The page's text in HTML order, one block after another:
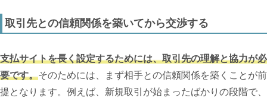
取引先との信頼関係を築いてから交渉する
支払サイトを長く設定するためには、取引先の理解と協力が必
要です。そのためには、まず相手との信頼関係を築くことが前
提となります。例えば、新規取引が始まったばかりの段階で、